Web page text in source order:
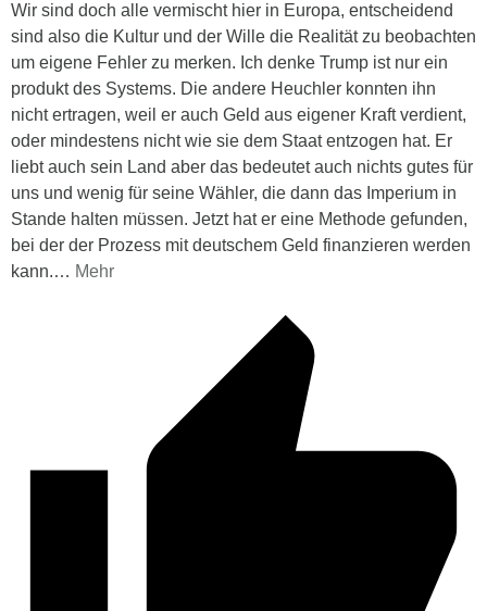
Wir sind doch alle vermischt hier in Europa, entscheidend
sind also die Kultur und der Wille die Realität zu beobachten
um eigene Fehler zu merken. Ich denke Trump ist nur ein
produkt des Systems. Die andere Heuchler konnten ihn
nicht ertragen, weil er auch Geld aus eigener Kraft verdient,
oder mindestens nicht wie sie dem Staat entzogen hat. Er
liebt auch sein Land aber das bedeutet auch nichts gutes für
uns und wenig für seine Wähler, die dann das Imperium in
Stande halten müssen. Jetzt hat er eine Methode gefunden,
bei der der Prozess mit deutschem Geld finanzieren werden
kann.… Mehr